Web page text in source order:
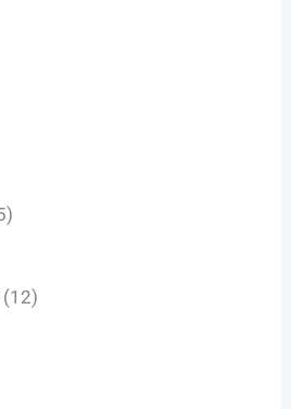
(12)